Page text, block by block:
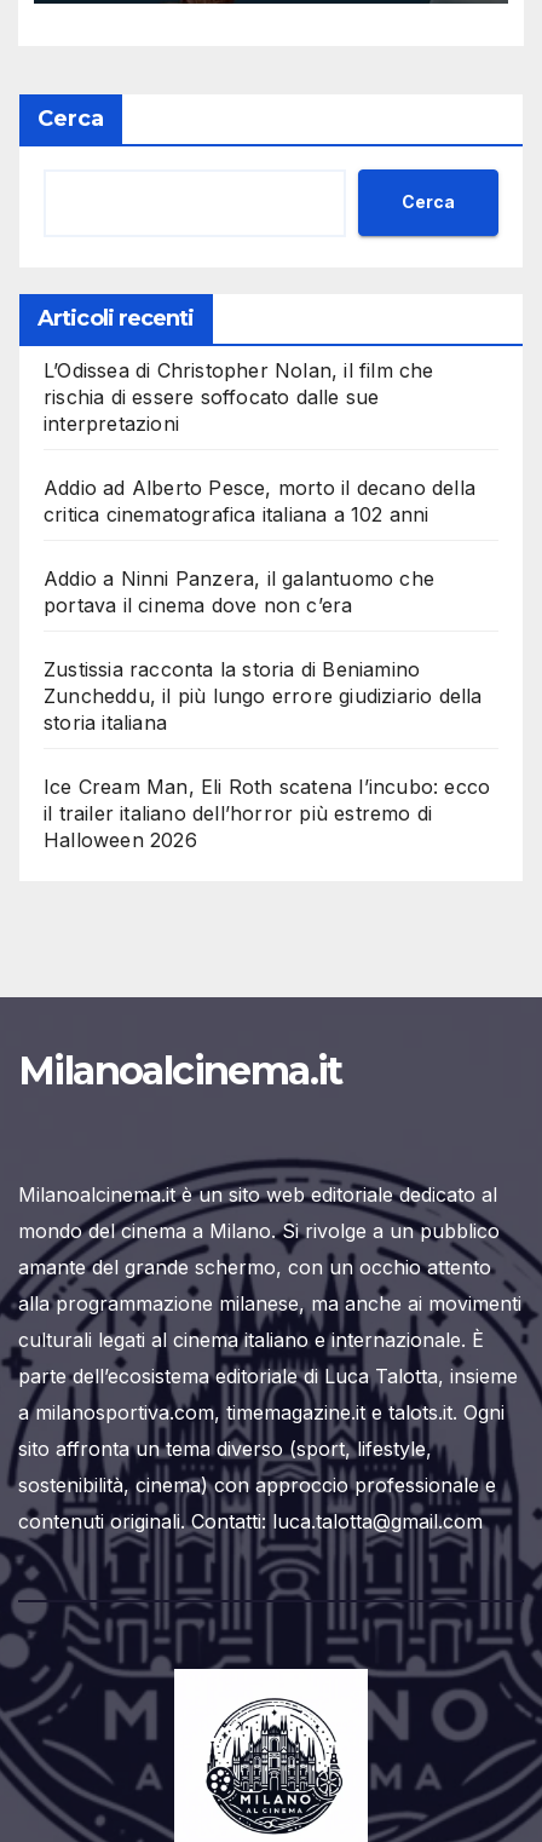
Cerca
Cerca
Articoli recenti
L’Odissea di Christopher Nolan, il film che
rischia di essere soffocato dalle sue
interpretazioni
Addio ad Alberto Pesce, morto il decano della
critica cinematografica italiana a 102 anni
Addio a Ninni Panzera, il galantuomo che
portava il cinema dove non c’era
Zustissia racconta la storia di Beniamino
Zuncheddu, il più lungo errore giudiziario della
storia italiana
Ice Cream Man, Eli Roth scatena l’incubo: ecco
il trailer italiano dell’horror più estremo di
Halloween 2026
Milanoalcinema.it
Milanoalcinema.it è un sito web editoriale dedicato al
mondo del cinema a Milano. Si rivolge a un pubblico
amante del grande schermo, con un occhio attento
alla programmazione milanese, ma anche ai movimenti
culturali legati al cinema italiano e internazionale. È
parte dell’ecosistema editoriale di Luca Talotta, insieme
a milanosportiva.com, timemagazine.it e talots.it. Ogni
sito affronta un tema diverso (sport, lifestyle,
sostenibilità, cinema) con approccio professionale e
contenuti originali. Contatti: luca.talotta@gmail.com